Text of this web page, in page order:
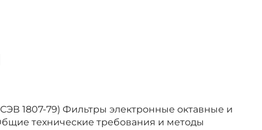
СЭВ 1807-79) Фильтры электронные октавные и
технические требования и методы